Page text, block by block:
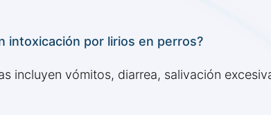
intoxicación por lirios en perros?
incluyen vómitos, diarrea, salivación